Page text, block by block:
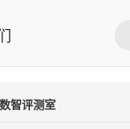
数智评测室